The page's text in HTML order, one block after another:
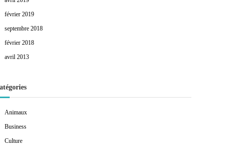
février 2019
septembre 2018
février 2018
avril 2013
Animaux
Business
Culture